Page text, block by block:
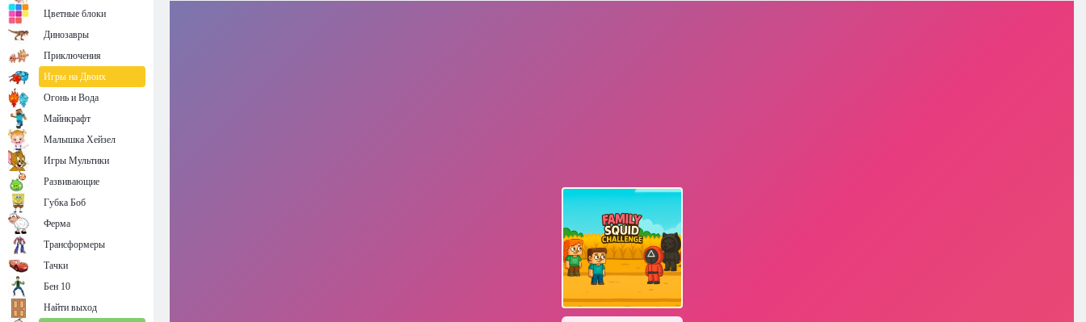
Цветные блоки
Динозавры
Приключения
Игры на Двоих
Огонь и Вода
Майнкрафт
Малышка Хейзел
Игры Мультики
Развивающие
Губка Боб
Ферма
Трансформеры
Тачки
Бен 10
Найти выход